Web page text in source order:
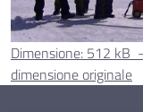
Dimensione: 512 kB
dimensione originale